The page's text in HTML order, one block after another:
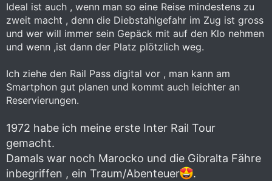
Ideal ist auch , wenn man so eine Reise mindestens zu
zweit macht , denn die Diebstahlgefahr im Zug ist gross
und wer will immer sein Gepäck mit auf den Klo nehmen
und wenn ,ist dann der Platz plötzlich weg.
Ich ziehe den Rail Pass digital vor , man kann am
Smartphon gut planen und kommt auch leichter an
Reservierungen.
1972 habe ich meine erste Inter Rail Tour
gemacht.
Damals war noch Marocko und die Gibralta Fähre
inbegriffen , ein Traum/Abenteuer
.